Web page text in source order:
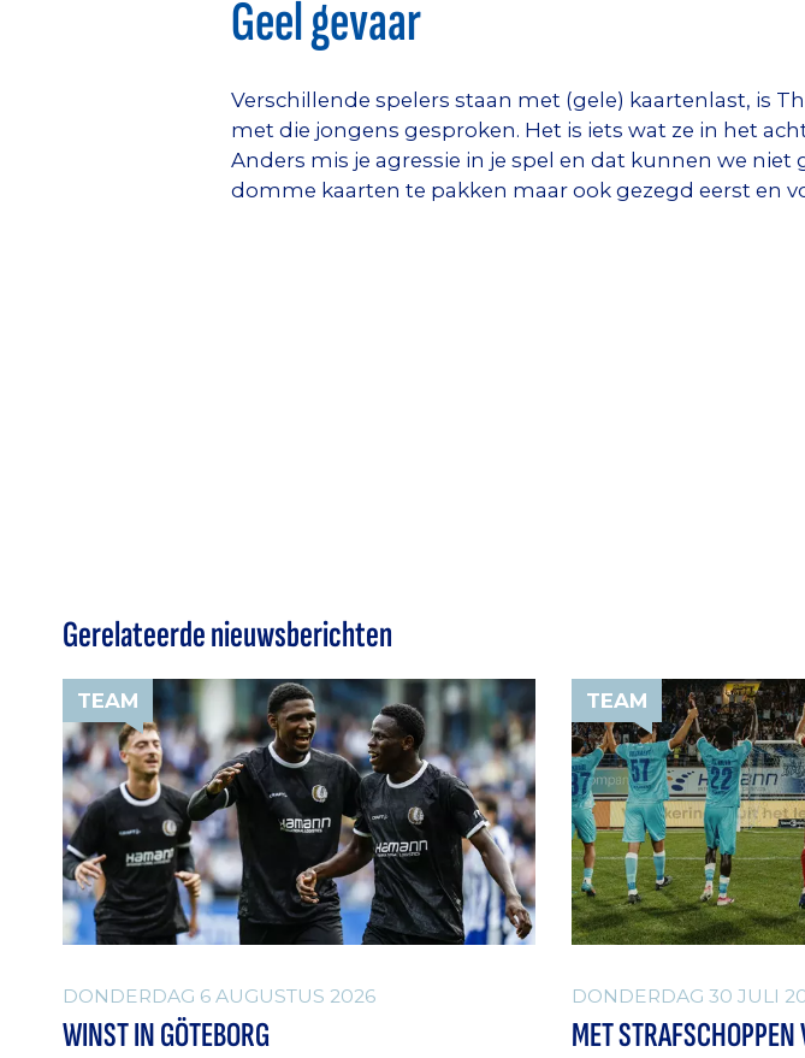
Geel gevaar
Verschillende spelers staan met (gele) kaartenlast, is
met die jongens gesproken. Het is iets wat ze in het
Anders mis je agressie in je spel en dat kunnen we
domme kaarten te pakken maar ook gezegd eerst en
Gerelateerde nieuwsberichten
TEAM
DONDERDAG 6 AUGUSTUS 2026
WINST IN GÖTEBORG
TEAM
DONDERDAG 30 JULI
MET